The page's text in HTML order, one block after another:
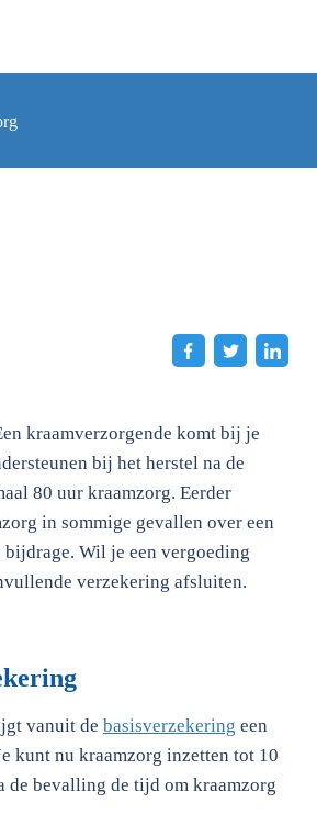
kraamverzorgende komt bij je
bij het herstel na de
80 uur kraamzorg. Eerder
in sommige gevallen over een
bijdrage. Wil je een vergoeding
verzekering afsluiten.
vanuit de basisverzekering een
kunt nu kraamzorg inzetten tot 10
de bevalling de tijd om kraamzorg